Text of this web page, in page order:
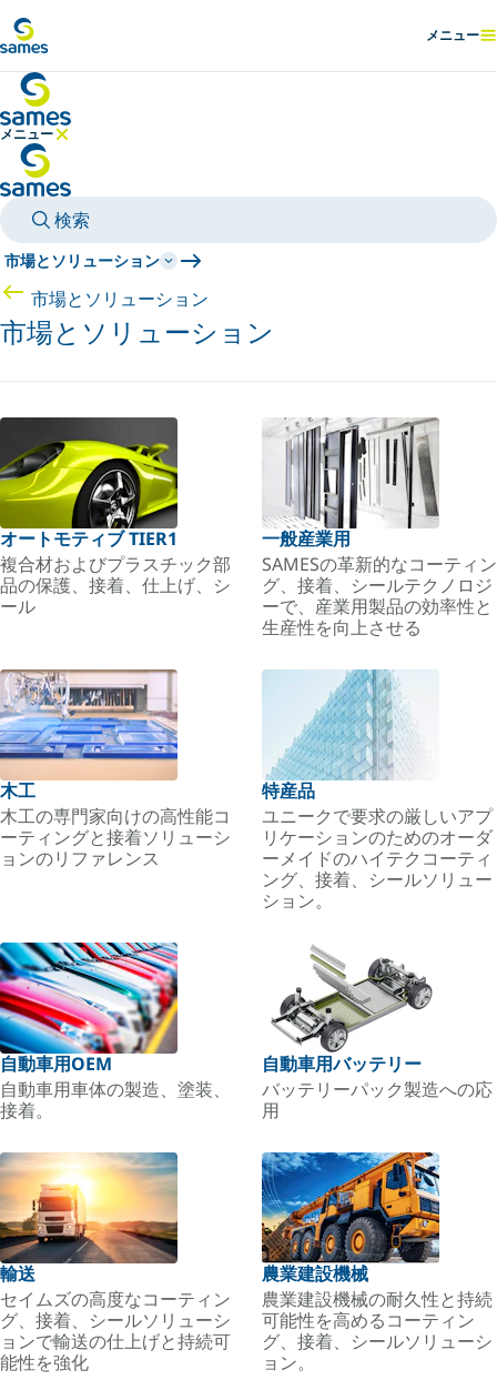
表示
メニュー
メニュー
メニューを隠す
検索
市場とソリューション
市場とソリューション
市場とソリューション
オートモティブ TIER1
複合材およびプラスチック部
品の保護、接着、仕上げ、シ
ール
一般産業用
SAMESの革新的なコーティン
グ、接着、シールテクノロジ
ーで、産業用製品の効率性と
生産性を向上させる
木工
木工の専門家向けの高性能コ
ーティングと接着ソリューシ
ョンのリファレンス
特産品
ユニークで要求の厳しいアプ
リケーションのためのオーダ
ーメイドのハイテクコーティ
ング、接着、シールソリュー
ション。
自動車用OEM
自動車用車体の製造、塗装、
接着。
自動車用バッテリー
バッテリーパック製造への応
用
輸送
セイムズの高度なコーティン
グ、接着、シールソリューシ
ョンで輸送の仕上げと持続可
能性を強化
農業建設機械
農業建設機械の耐久性と持続
可能性を高めるコーティン
グ、接着、シールソリューシ
ョン。